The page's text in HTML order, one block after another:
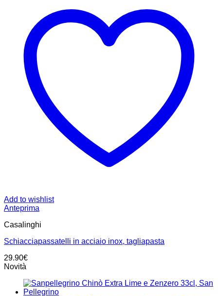
Add to wishlist
Anteprima
Casalinghi
Schiacciapassatelli in acciaio inox, tagliapasta
29.90€
Novità